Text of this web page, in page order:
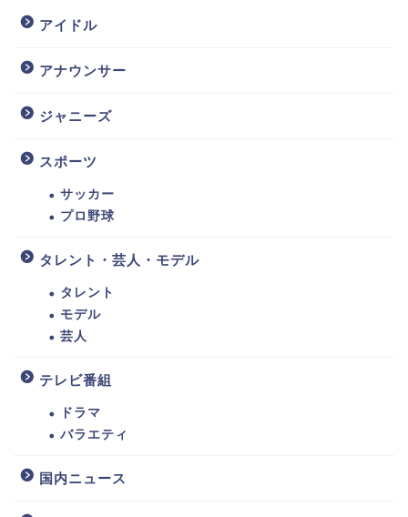
アイドル
アナウンサー
ジャニーズ
スポーツ
サッカー
プロ野球
タレント・芸人・モデル
タレント
モデル
芸人
テレビ番組
ドラマ
バラエティ
国内ニュース